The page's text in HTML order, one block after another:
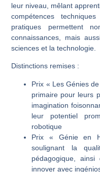
leur niveau, mêlant
compétences
pratiques permettent
connaissances, mais
sciences et la technologie.
Distinctions remises :
Prix « Les Génies
primaire pour leurs
imagination
leur potentiel
robotique
Prix « Génie en
soulignant la
pédagogique,
innover avec